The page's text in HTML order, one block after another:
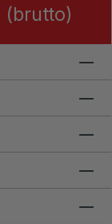
(brutto)